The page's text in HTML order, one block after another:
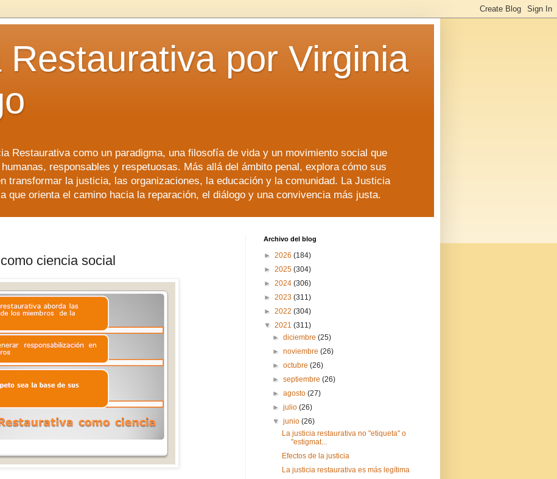
Restaurativa por Virginia
Restaurativa como un paradigma, una filosofía de vida y un movimiento social que
responsables y respetuosas. Más allá del ámbito penal, explora cómo sus
transformar la justicia, las organizaciones, la educación y la comunidad. La Justicia
que orienta el camino hacia la reparación, el diálogo y una convivencia más justa.
ciencia social
Archivo del blog
► 2026 (184)
► 2025 (304)
► 2024 (306)
► 2023 (311)
► 2022 (304)
▼ 2021 (311)
►diciembre(25)
►noviembre(26)
►octubre(26)
►septiembre(26)
►agosto(27)
►julio(26)
▼junio(26)
La justicia restaurativa no "etiqueta" o
"estigmat...
Efectos de la justicia
La justicia restaurativa es más legítima